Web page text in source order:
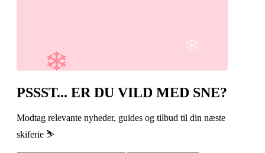
PSSST... ER DU VILD MED SNE?
Modtag relevante nyheder, guides og tilbud til din næste
skiferie ⛷️